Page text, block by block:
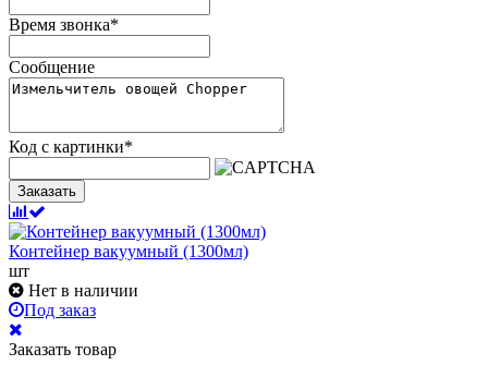
Время звонка*
Сообщение
Код с картинки*
Заказать
Контейнер вакуумный (1300мл)
шт
Нет в наличии
Под заказ
Заказать товар